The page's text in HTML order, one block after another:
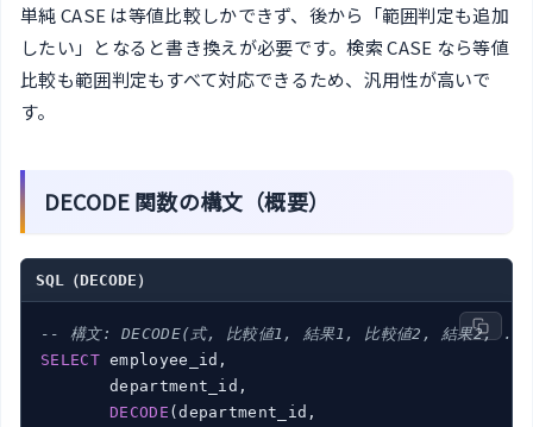
単純 CASE は等値比較しかできず、後から「範囲判定も追加
したい」となると書き換えが必要です。検索 CASE なら等値
比較も範囲判定もすべて対応できるため、汎用性が高いで
す。
DECODE 関数の構文（概要）
SQL（DECODE）
-- 構文: DECODE(式, 比較値1, 結果1, 比較値2, 結果2,
SELECT employee_id,
       department_id,
DECODE (department_id,